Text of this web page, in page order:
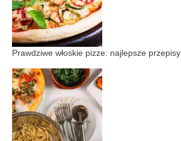
Prawdziwe włoskie pizze: najlepsze przepisy